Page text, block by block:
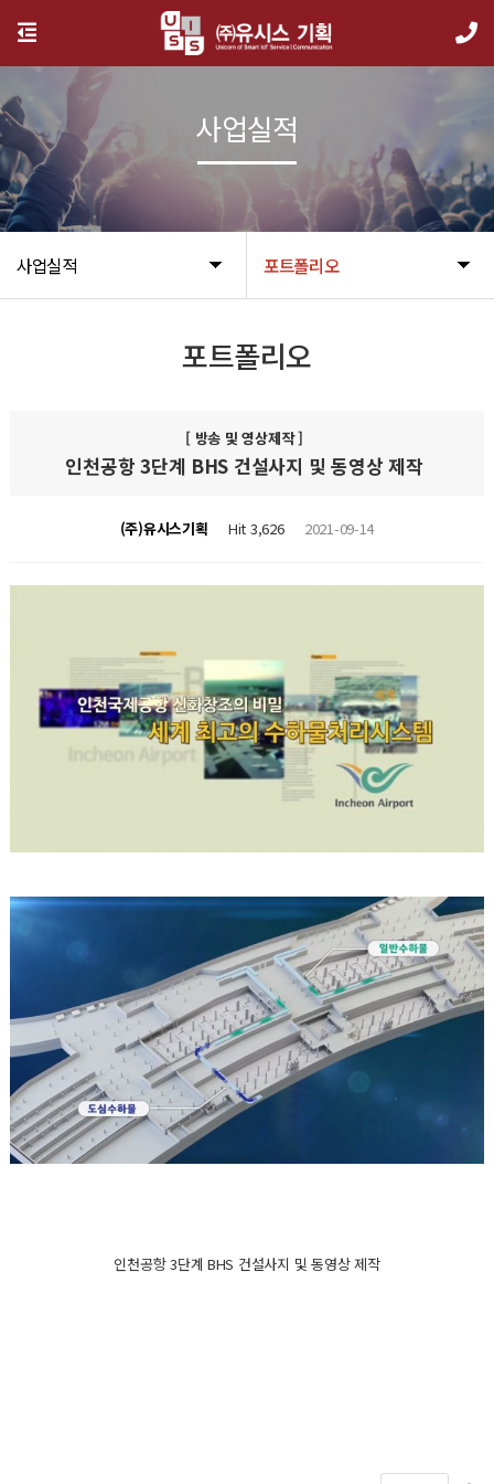
사업실적 포트폴리오
사업실적
포트폴리오
[ 방송 및 영상제작 ]
인천공항 3단계 BHS 건설사지 및 동영상 제작
(주)유시스기획 Hit 3,626 2021-09-14
인천공항 3단계 BHS 건설사지 및 동영상 제작